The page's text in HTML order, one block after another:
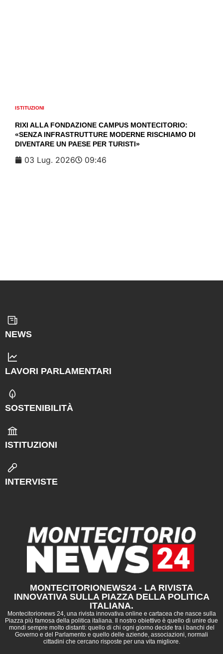
ISTITUZIONI
RIXI ALLA FONDAZIONE CAMPUS MONTECITORIO:
«SENZA INFRASTRUTTURE MODERNE RISCHIAMO DI
DIVENTARE UN PAESE PER TURISTI»
03 Lug. 2026 09:46
NEWS
LAVORI PARLAMENTARI
SOSTENIBILITÀ
ISTITUZIONI
INTERVISTE
MONTECITORIONEWS24 - LA RIVISTA
INNOVATIVA SULLA PIAZZA DELLA POLITICA
ITALIANA.
Montecitorionews 24, una rivista innovativa online e cartacea che nasce sulla
Piazza più famosa della politica italiana. Il nostro obiettivo è quello di unire due
mondi sempre molto distanti: quello di chi ogni giorno decide tra i banchi del
Governo e del Parlamento e quello delle aziende, associazioni, normali
cittadini che cercano risposte per una vita migliore.